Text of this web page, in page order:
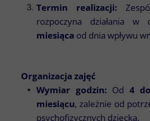
Termin realizacji:
rozpoczyna działania
miesiąca od dnia wpływu
Organizacja zajęć
Wymiar godzin: Od 4
miesiącu, zależnie od
psychofizycznych dziecka.